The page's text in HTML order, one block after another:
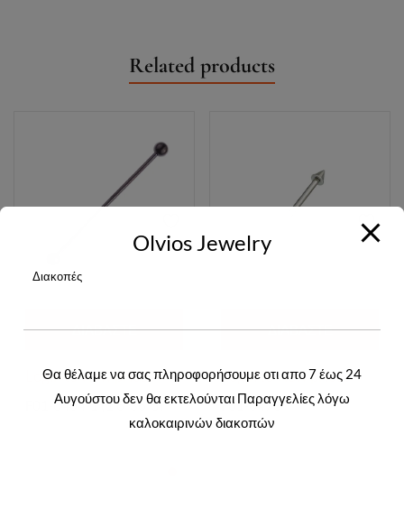
Related products
ΔΙΑΒΆΣΤΕ
ΠΕΡΙΣΣΌΤΕΡΑ
Login to view prices
F01-0404-1 (1.6*36*5)
ΔΙΑΒΆΣΤΕ
ΠΕΡΙΣΣΌΤΕΡΑ
Login to view prices
F01-0473
Olvios Jewelry
Διακοπές
Θα θέλαμε να σας πληροφορήσουμε οτι απο 7 έως 24
Αυγούστου δεν θα εκτελούνται Παραγγελίες λόγω
καλοκαιρινών διακοπών